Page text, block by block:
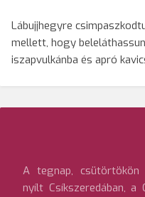
Lábujjhegyre
mellett, hogy
iszapvulkánba és apró
A tegnap, csütörtökön
nyílt Csíkszeredában, a